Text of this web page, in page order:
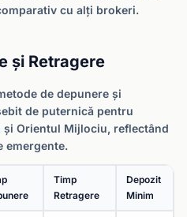
cu alți brokeri.
și Retragere
de depunere și
de puternică pentru
Orientul Mijlociu, reflectând
emergente.
Timp
Retragere
Depozit
Minim